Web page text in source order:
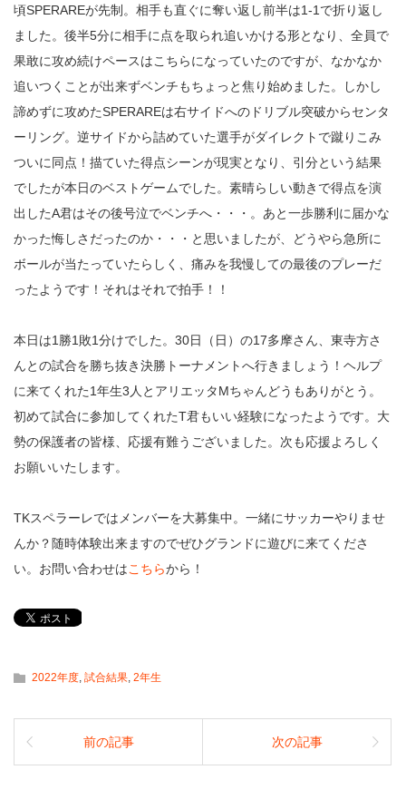
頃SPERAREが先制。相手も直ぐに奪い返し前半は1-1で折り返し
ました。後半5分に相手に点を取られ追いかける形となり、全員で
果敢に攻め続けペースはこちらになっていたのですが、なかなか
追いつくことが出来ずベンチもちょっと焦り始めました。しかし
諦めずに攻めたSPERAREは右サイドへのドリブル突破からセンタ
ーリング。逆サイドから詰めていた選手がダイレクトで蹴りこみ
ついに同点！描ていた得点シーンが現実となり、引分という結果
でしたが本日のベストゲームでした。素晴らしい動きで得点を演
出したA君はその後号泣でベンチへ・・・。あと一歩勝利に届かな
かった悔しさだったのか・・・と思いましたが、どうやら急所に
ボールが当たっていたらしく、痛みを我慢しての最後のプレーだ
ったようです！それはそれで拍手！！
本日は1勝1敗1分けでした。30日（日）の17多摩さん、東寺方さ
んとの試合を勝ち抜き決勝トーナメントへ行きましょう！ヘルプ
に来てくれた1年生3人とアリエッタMちゃんどうもありがとう。
初めて試合に参加してくれたT君もいい経験になったようです。大
勢の保護者の皆様、応援有難うございました。次も応援よろしく
お願いいたします。
TKスペラーレではメンバーを大募集中。一緒にサッカーやりませ
んか？随時体験出来ますのでぜひグランドに遊びに来てくださ
い。お問い合わせはこちらから！
2022年度, 試合結果, 2年生
前の記事 次の記事